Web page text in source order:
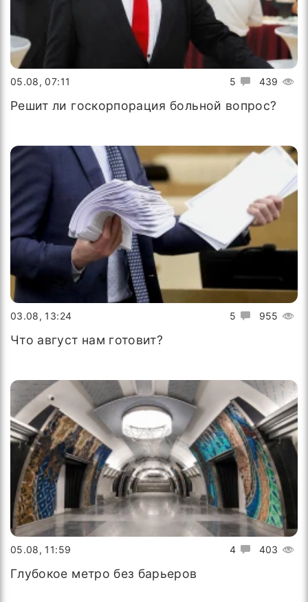
5 439
05.08, 07:11
Решит ли госкорпорация больной вопрос?
5 955
03.08, 13:24
Что август нам готовит?
4 403
05.08, 11:59
Глубокое метро без барьеров